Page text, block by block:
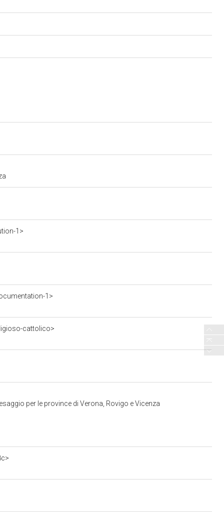
1>
1>
cattolico>
per le province di Verona, Rovigo e Vicenza